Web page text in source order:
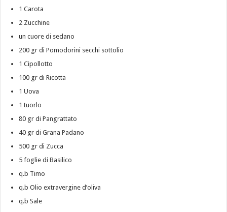
1 Carota
2 Zucchine
un cuore di sedano
200 gr di Pomodorini secchi sottolio
1 Cipollotto
100 gr di Ricotta
1 Uova
1 tuorlo
80 gr di Pangrattato
40 gr di Grana Padano
500 gr di Zucca
5 foglie di Basilico
q.b Timo
q.b Olio extravergine d’oliva
q.b Sale